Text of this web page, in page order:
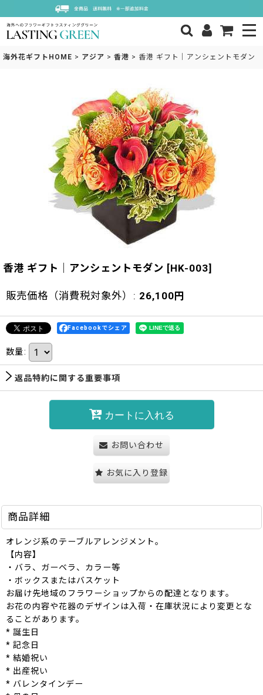
海外花ギフトHOME > アジア > 香港 > 香港 ギフト｜アンシェントモダン
香港 ギフト｜アンシェントモダン [HK-003]
販売価格（消費税対象外） : 26,100 円
Facebookでシェア
数量:
返品特約に関する重要事項
カートに入れる
お問い合わせ
お気に入り登録
商品詳細
オレンジ系のテーブルアレンジメント。
【内容】
・バラ、ガーベラ、カラー等
・ボックスまたはバスケット
お届け先地域のフラワーショップからの配達となります。
お花の内容や花器のデザインは入荷・在庫状況により変更とな
ることがあります。
* 誕生日
* 記念日
* 結婚祝い
* 出産祝い
* バレンタインデー